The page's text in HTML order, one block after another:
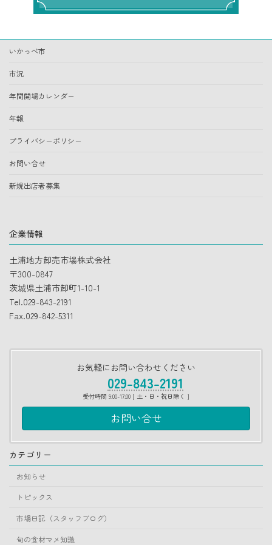
いかっぺ市
市況
年間開場カレンダー
年報
プライバシーポリシー
お問い合せ
新規出店者募集
企業情報
土浦地方卸売市場株式会社
〒300-0847
茨城県土浦市卸町1-10-1
Tel.029-843-2191
Fax.029-842-5311
お気軽にお問い合わせください
029-843-2191
受付時間 9:00-17:00 [ 土・日・祝日除く ]
お問い合せ
カテゴリー
お知らせ
トピックス
市場日記（スタッフブログ）
旬の食材マメ知識